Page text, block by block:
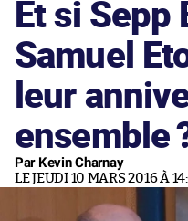
Et si
Samuel
leur
ensemble
Par Kevin Charnay
LE JEUDI 10 MARS 2016 À